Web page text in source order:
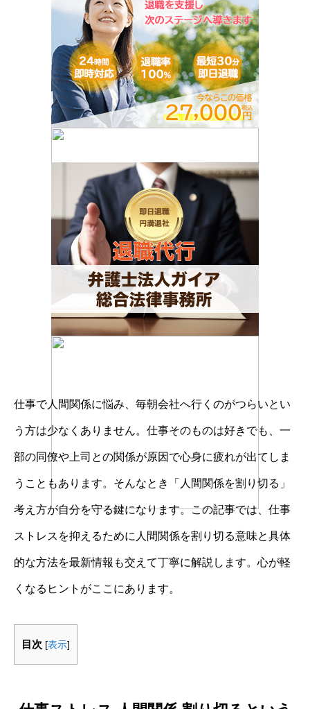
仕事で人間関係に悩み、毎朝会社へ行くのがつらいとい
う方は少なくありません。仕事そのものは好きでも、一
部の同僚や上司との関係が原因で心身に疲れが出てしま
うこともあります。そんなとき「人間関係を割り切る」
考え方が自分を守る鍵になります。この記事では、仕事
ストレスを抑えるために人間関係を割り切る意味と具体
的な方法を最新情報も交えて丁寧に解説します。心が軽
くなるヒントがここにあります。
目次 [表示]